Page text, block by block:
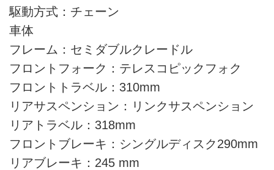
駆動方式：チェーン
車体
フレーム：セミダブルクレードル
フロントフォーク：テレスコピックフォク
フロントトラベル：310mm
リアサスペンション：リンクサスペンション
リアトラベル：318mm
フロントブレーキ：シングルディスク290mm
リアブレーキ：245 mm